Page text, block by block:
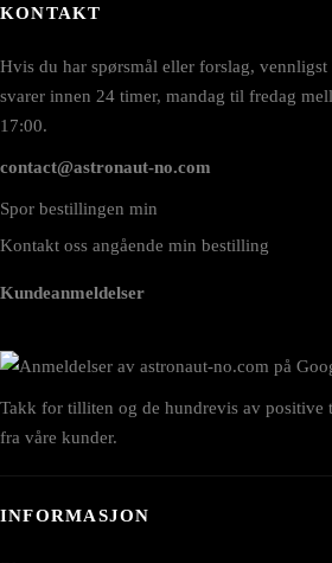
KONTAKT
Hvis du har spørsmål eller forslag,
svarer innen 24 timer, mandag til fredag
17:00.
contact@astronaut-no.com
Spor bestillingen min
Kontakt oss angående min bestilling
Kundeanmeldelser
Takk for tilliten og de hundrevis av positive
fra våre kunder.
INFORMASJON